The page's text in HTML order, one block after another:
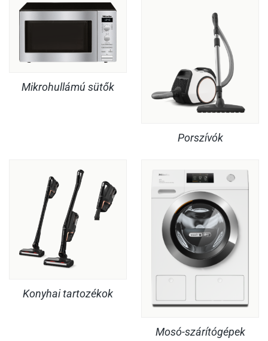
Mikrohullámú sütők
Porszívók
Konyhai tartozékok
Mosó-szárítógépek